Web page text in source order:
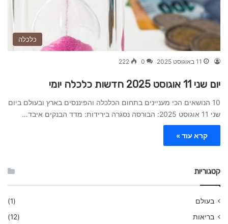
כלכלה
11 באוגוסט 2025 0
222
יום שני 11 אוגוסט 2025 חדשות כלכלה יומי
10 הנושאים הכי מעניינים בתחום הכלכלה והפיננסים בארץ ובעולם ביום
שני 11 אוגוסט 2025: הבורסה נסגרה בירידות: מדד הבנקים איבד…
קרא עוד »
קטגוריות
בעולם
(1)
בריאות
(12)